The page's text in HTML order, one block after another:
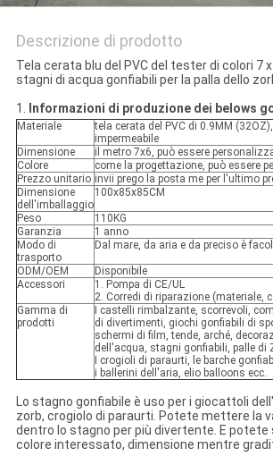
Descrizione di prodotto
Tela cerata blu del PVC del tester di colori 7
stagni di acqua gonfiabili per la palla dello
1. Informazioni di produzione dei belows
Materiale
tela cerata del PVC di 0.9MM
impermeabile
Dimensione
il metro 7x6, può essere
Colore
come la progettazione, può essere
Prezzo unitario invii prego la posta me per l'ultimo
Dimensione
dell'imballaggio
100x85x85CM
Peso
110KG
Garanzia
1 anno
Modo di
trasporto
Dal mare, da aria e da preciso è
ODM/OEM
Disponibile
Accessori
1. Pompa di CE/UL
2. Corredi di riparazione (materiale,
Gamma di
prodotti
I castelli rimbalzante, scorrevoli,
di divertimenti, giochi gonfiabili di
schermi di film, tende, arché,
dell'acqua, stagni gonfiabili, palle di
I crogioli di paraurti, le barche
i ballerini dell'aria, elio balloons ecc.
Lo stagno gonfiabile è uso per i giocattoli
zorb, crogiolo di paraurti. Potete mettere la
dentro lo stagno per più divertente. E potete
colore interessato, dimensione mentre